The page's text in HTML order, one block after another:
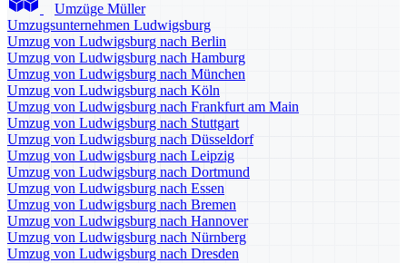
Umzüge Müller
Umzugsunternehmen Ludwigsburg
Umzug von Ludwigsburg nach Berlin
Umzug von Ludwigsburg nach Hamburg
Umzug von Ludwigsburg nach München
Umzug von Ludwigsburg nach Köln
Umzug von Ludwigsburg nach Frankfurt am Main
Umzug von Ludwigsburg nach Stuttgart
Umzug von Ludwigsburg nach Düsseldorf
Umzug von Ludwigsburg nach Leipzig
Umzug von Ludwigsburg nach Dortmund
Umzug von Ludwigsburg nach Essen
Umzug von Ludwigsburg nach Bremen
Umzug von Ludwigsburg nach Hannover
Umzug von Ludwigsburg nach Nürnberg
Umzug von Ludwigsburg nach Dresden